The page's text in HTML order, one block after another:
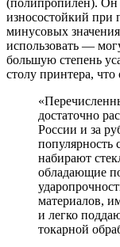
(полипропилен). Он
износостойкий при
минусовых
использовать —
большую степень
столу принтера, что
достаточно
России и за
популярность
набирают
обладающие
материалов,
и легко
токарной